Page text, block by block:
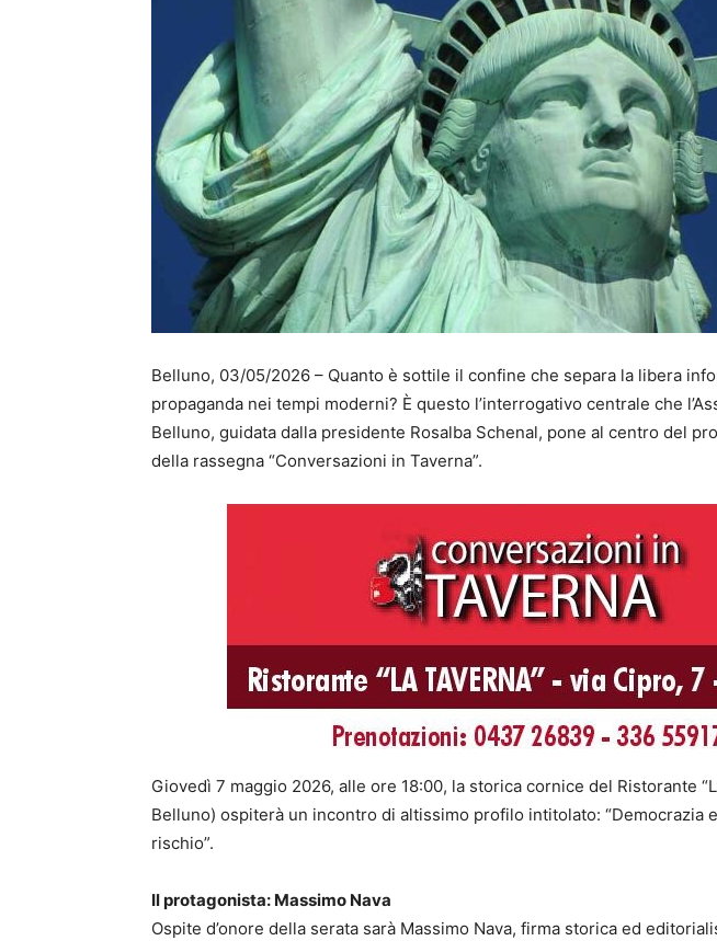
Belluno, 03/05/2026 – Quanto è sottile il confine che separa la libera
propaganda nei tempi moderni? È questo l’interrogativo centrale che
Belluno, guidata dalla presidente Rosalba Schenal, pone al centro del
della rassegna “Conversazioni in Taverna”.
Giovedì 7 maggio 2026, alle ore 18:00, la storica cornice del Ristorante
Belluno) ospiterà un incontro di altissimo profilo intitolato: “Democrazia
rischio”.
Il protagonista: Massimo Nava
Ospite d’onore della serata sarà Massimo Nava, firma storica ed